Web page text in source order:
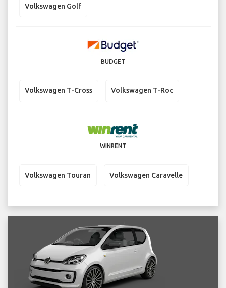
Volkswagen Golf
BUDGET
Volkswagen T-Cross Volkswagen T-Roc
WINRENT
Volkswagen Touran Volkswagen Caravelle